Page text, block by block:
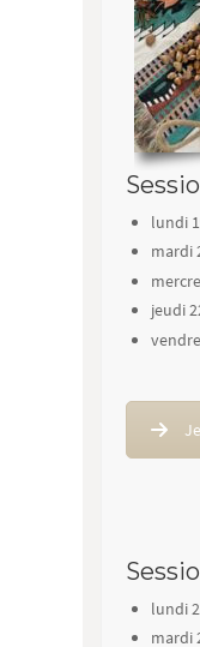
lundi
mardi
jeudi
lundi
mardi